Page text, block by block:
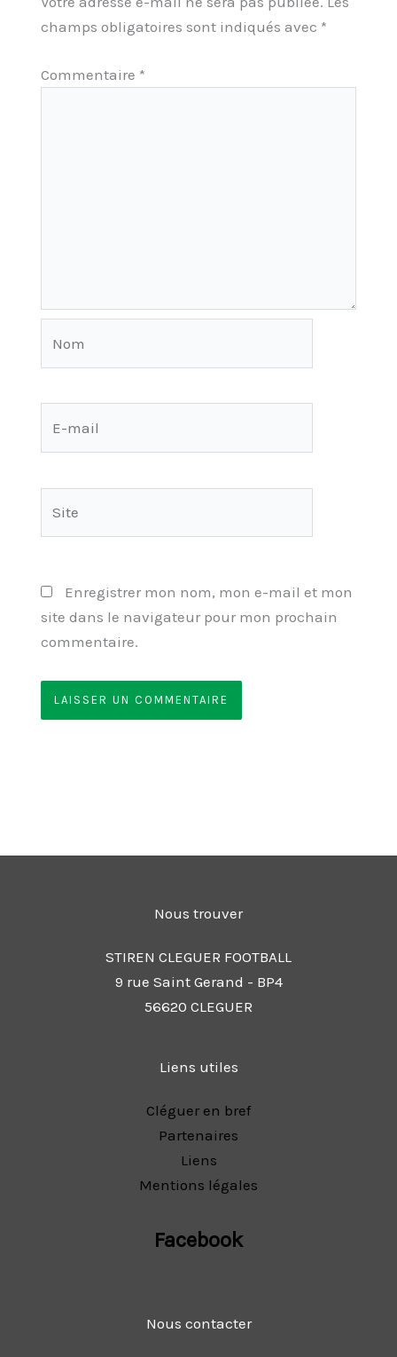
champs obligatoires sont indiqués avec *
Commentaire *
Enregistrer mon nom, mon e-mail et mon
site dans le navigateur pour mon prochain
commentaire.
Nous trouver
STIREN CLEGUER FOOTBALL
9 rue Saint Gerand - BP4
56620 CLEGUER
Liens utiles
Cléguer en bref
Partenaires
Liens
Mentions légales
Facebook
Nous contacter